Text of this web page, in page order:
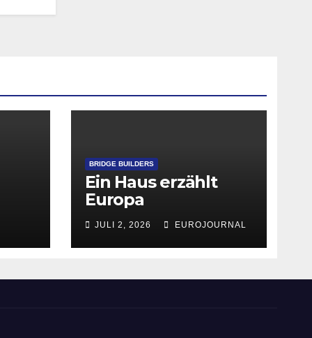
BRIDGE BUILDERS
Ein Haus erzählt
Europa
JULI 2, 2026 EUROJOURNAL